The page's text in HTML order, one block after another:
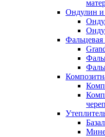
Ондулин и
Фальцевая